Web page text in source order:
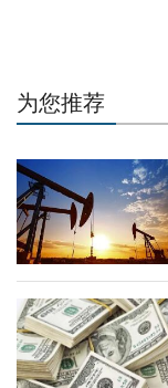
为您推荐